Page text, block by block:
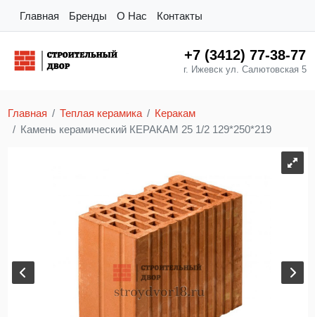
Главная Бренды О Нас Контакты
+7 (3412) 77-38-77
г. Ижевск ул. Салютовская 5
Главная Теплая керамика
Керакам
Камень керамический КЕРАКАМ 25 1/2 129*250*219